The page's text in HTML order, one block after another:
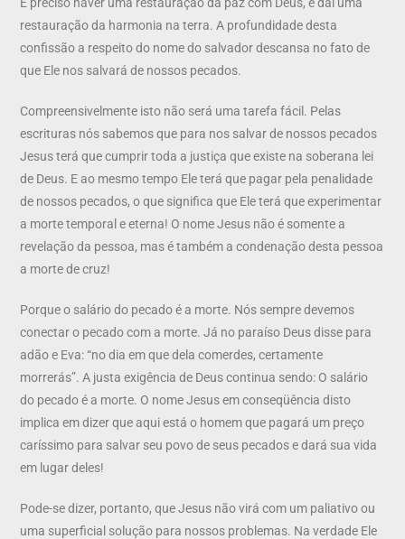
restauração da harmonia na terra. A profundidade desta
confissão a respeito do nome do salvador descansa no fato de
que Ele nos salvará de nossos pecados.
Compreensivelmente isto não será uma tarefa fácil. Pelas
escrituras nós sabemos que para nos salvar de nossos pecados
Jesus terá que cumprir toda a justiça que existe na soberana lei
de Deus. E ao mesmo tempo Ele terá que pagar pela penalidade
de nossos pecados, o que significa que Ele terá que experimentar
a morte temporal e eterna! O nome Jesus não é somente a
revelação da pessoa, mas é também a condenação desta pessoa
a morte de cruz!
Porque o salário do pecado é a morte. Nós sempre devemos
conectar o pecado com a morte. Já no paraíso Deus disse para
adão e Eva: “no dia em que dela comerdes, certamente
morrerás”. A justa exigência de Deus continua sendo: O salário
do pecado é a morte. O nome Jesus em conseqüência disto
implica em dizer que aqui está o homem que pagará um preço
caríssimo para salvar seu povo de seus pecados e dará sua vida
em lugar deles!
Pode-se dizer, portanto, que Jesus não virá com um paliativo ou
uma superficial solução para nossos problemas. Na verdade Ele